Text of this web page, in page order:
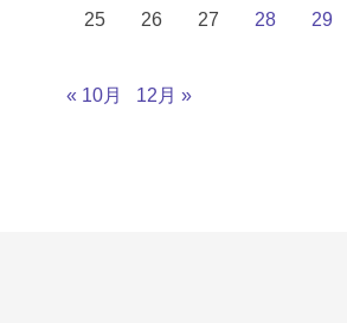
25 26 27 28 29
« 10月 12月 »